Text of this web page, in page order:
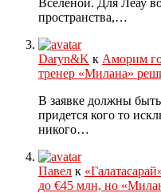
Вселеной. Для Леау
пространства,…
Daryn&K к Аморим
тренер «Милана»
В заявке должны
придется кого то
никого…
Павел к
до €45 млн, но